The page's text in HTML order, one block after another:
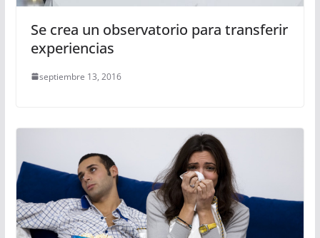
Se crea un observatorio para transferir
experiencias
septiembre 13, 2016